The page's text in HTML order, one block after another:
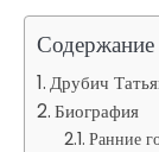
Содержание
Друбич
Биография
Ранние